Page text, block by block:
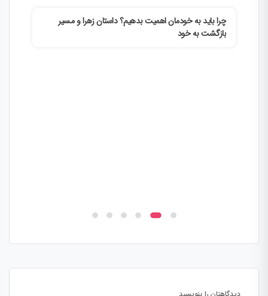
چرا باید به خودمان اهمیت بدهیم؟ داستان زهرا و مسیر
بازگشت به خود
دیدگاهتان را بنویسید